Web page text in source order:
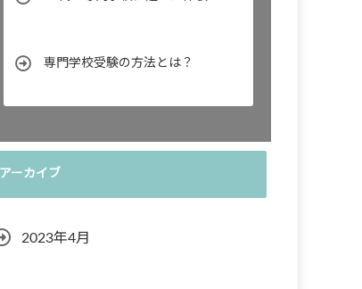
専門学校受験の方法とは？
アーカイブ
2023年4月